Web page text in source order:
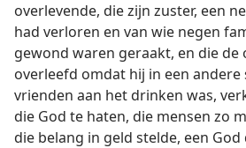
overlevende, die zijn zuster, een
had verloren en van wie negen
gewond waren geraakt, en die de
overleefd omdat hij in een andere
vrienden aan het drinken was,
die God te haten, die mensen zo
die belang in geld stelde, een